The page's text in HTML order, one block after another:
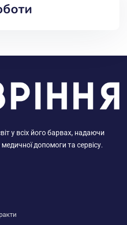
у всіх його барвах, надаючи
допомоги та сервісу.